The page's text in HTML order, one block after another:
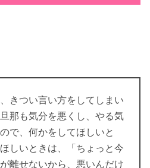
きつい言い方をしてしまい
那も気分を悪くし、やる気
で、何かをしてほしいと
しいときは、「ちょっと今
離せないから、悪いんだけ